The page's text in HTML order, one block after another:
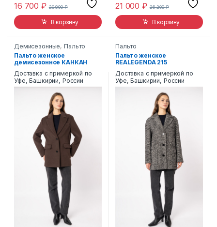
16 700₽ 20 800₽
В корзину
21 000₽ 26 200₽
В корзину
Демисезонные,Пальто
Пальто женское
демисезонное КАНКАН
Доставка с примеркой по
Уфе, Башкирии, России
Пальто
Пальто женское
REALEGENDA 215
Доставка с примеркой по
Уфе, Башкирии, России